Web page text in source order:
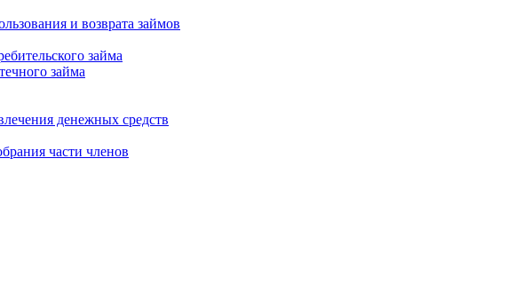
и возврата займов
займа
займа
денежных средств
части членов